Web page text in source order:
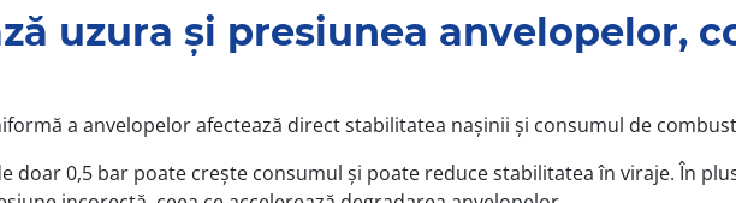
uzura și presiunea anvelopelor,
a anvelopelor afectează direct stabilitatea nașinii și consumul de
doar 0,5 bar poate crește consumul și poate reduce stabilitatea în viraje. În